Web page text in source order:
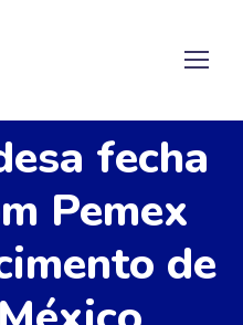
fecha
Pemex
de